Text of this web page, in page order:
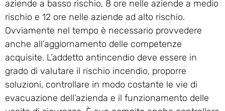
aziende a basso rischio, 8 ore nelle aziende a medio
rischio e 12 ore nelle aziende ad alto rischio.
Ovviamente nel tempo è necessario provvedere
anche all’aggiornamento delle competenze
acquisite. L’addetto antincendio deve essere in
grado di valutare il rischio incendio, proporre
soluzioni, controllare in modo costante le vie di
evacuazione dell’azienda e il funzionamento delle